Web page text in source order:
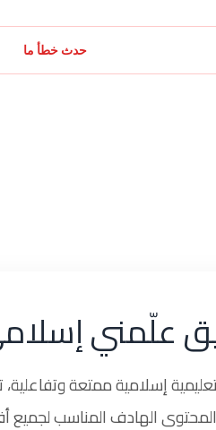
حدث خطأ ما
علّمني
إسلامية ممتعة
الهادف المناسب لجميع